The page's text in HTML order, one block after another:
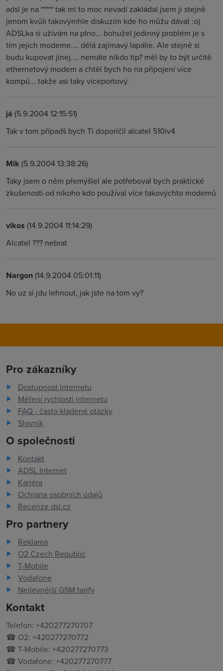
adsl je na ***** tak mi to moc nevadí zakládal jsem ji stejně
jenom kvůli takovýmhle diskuzím kde ho můžu dávat :o)
ADSLka si užívám na plno... bohužel jedinný problém je s
tím jejich modeme.... dělá zajímavý lapálie. Ale stejně si
budu kupovat jinej.... nemáte nikdo tip? měl by to být určitě
ethernetový modem a chtěl bych ho na připojení více
kompů... takže asi taky víceportový.
já (5.9.2004 12:15:51)
Tak v tom případš bych Ti doporičil alcatel 510iv4
Mik (5.9.2004 13:38:26)
Taky jsem o něm přemýšlel ale potřeboval bych praktické
zkušenosti od nikoho kdo používal více takovýchto modemů
vikos (14.9.2004 11:14:29)
Alcatel ??? nebrat
Nargon(14.9.2004 05:01:11)
No uz si jdu lehnout, jak jste na tom vy?
Pro zákazníky
Dostupnost internetu
Měření rychlosti internetu
FAQ - často kladené otázky
Slovník
O společnosti
Kontakt
ADSL Internet
Kariéra
Ochrana osobních údajů
Recenze dsl.cz
Pro partnery
Reklama
O2 Czech Republic
T-Mobile
Vodafone
Nejlevnější GSM tarify
Kontakt
Telefon: +420277270707
☎ O2: +420277270772
☎ T-Mobile: +420277270773
☎ Vodafone: +420277270777